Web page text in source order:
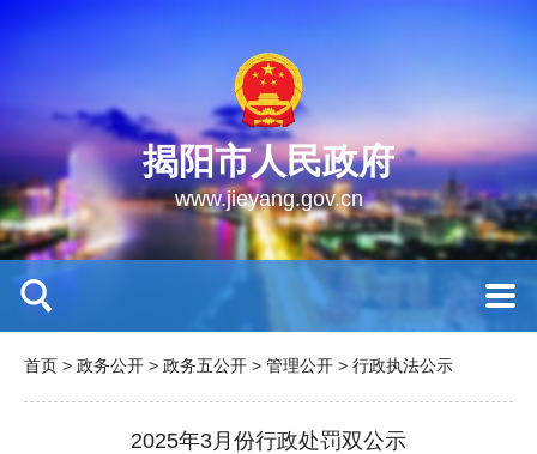
揭阳市人民政府
www.jieyang.gov.cn
首页 > 政务公开 > 政务五公开 > 管理公开 > 行政执法公示
2025年3月份行政处罚双公示